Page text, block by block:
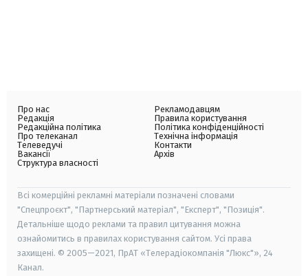
Про нас
Редакція
Редакційна політика
Про телеканал
Телеведучі
Вакансії
Структура власності
Рекламодавцям
Правила користування
Політика конфіденційності
Технічна інформація
Контакти
Архів
Всі комерційні рекламні матеріали позначені словами
"Спецпроєкт", "Партнерський матеріал", "Експерт", "Позиція".
Детальніше щодо реклами та правил цитування можна
ознайомитись в правилах користування сайтом. Усі права
захищені. © 2005—2021, ПрАТ «Телерадіокомпанія "Люкс"», 24
Канал.